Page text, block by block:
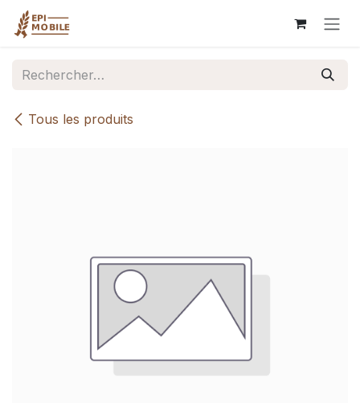
Se rendre au contenu
Tous les produits